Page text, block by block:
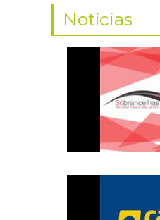
Notícias